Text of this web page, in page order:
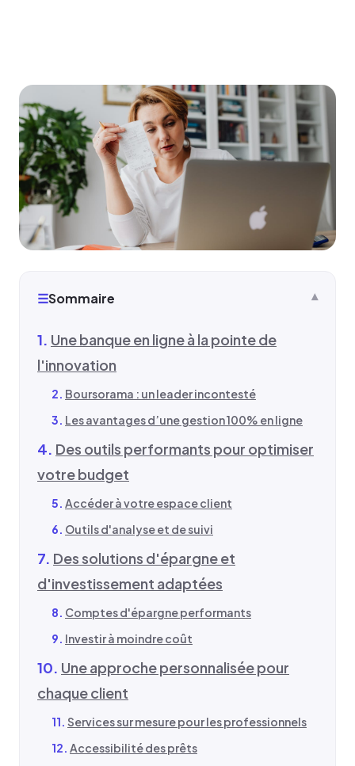
☰Sommaire
Une banque en ligne à la pointe de
l'innovation
Boursorama : un leader incontesté
Les avantages d’une gestion 100% en ligne
Des outils performants pour optimiser
votre budget
Accéder à votre espace client
Outils d'analyse et de suivi
Des solutions d'épargne et
d'investissement adaptées
Comptes d'épargne performants
Investir à moindre coût
Une approche personnalisée pour
chaque client
Services sur mesure pour les professionnels
Accessibilité des prêts